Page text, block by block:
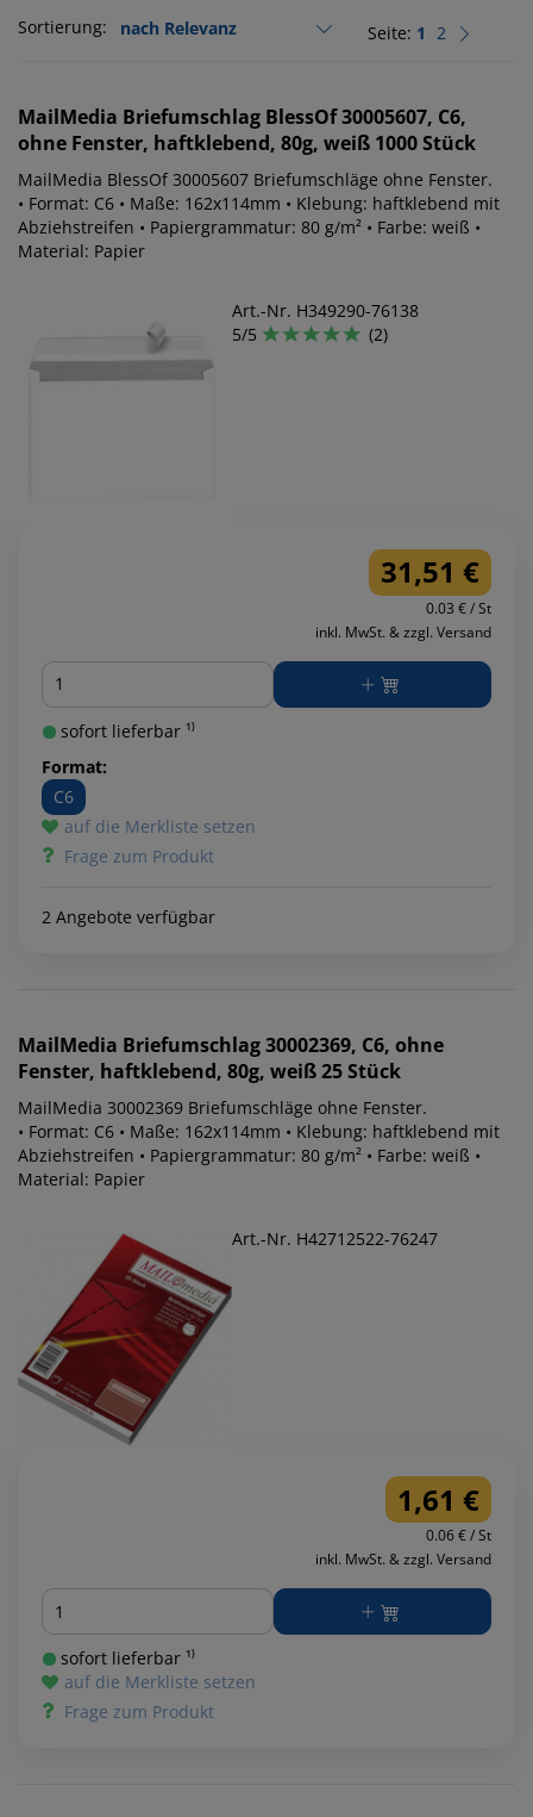
Sortierung: Seite: 1 2
MailMedia Briefumschlag BlessOf 30005607, C6,
ohne Fenster, haftklebend, 80g, weiß 1000 Stück
MailMedia BlessOf 30005607 Briefumschläge ohne Fenster.
• Format: C6 • Maße: 162x114mm • Klebung: haftklebend mit
Abziehstreifen • Papiergrammatur: 80 g/m² • Farbe: weiß •
Material: Papier
Art.-Nr. H349290-76138
5/5
(2)
31,51 €
0.03 € / St
inkl. MwSt. & zzgl. Versand
Menge
sofort lieferbar ¹⁾
Format:
C6
auf die Merkliste setzen
Frage zum Produkt
2 Angebote verfügbar
MailMedia Briefumschlag 30002369, C6, ohne
Fenster, haftklebend, 80g, weiß 25 Stück
MailMedia 30002369 Briefumschläge ohne Fenster.
• Format: C6 • Maße: 162x114mm • Klebung: haftklebend mit
Abziehstreifen • Papiergrammatur: 80 g/m² • Farbe: weiß •
Material: Papier
Art.-Nr. H42712522-76247
1,61 €
0.06 € / St
inkl. MwSt. & zzgl. Versand
Menge
sofort lieferbar ¹⁾
auf die Merkliste setzen
Frage zum Produkt